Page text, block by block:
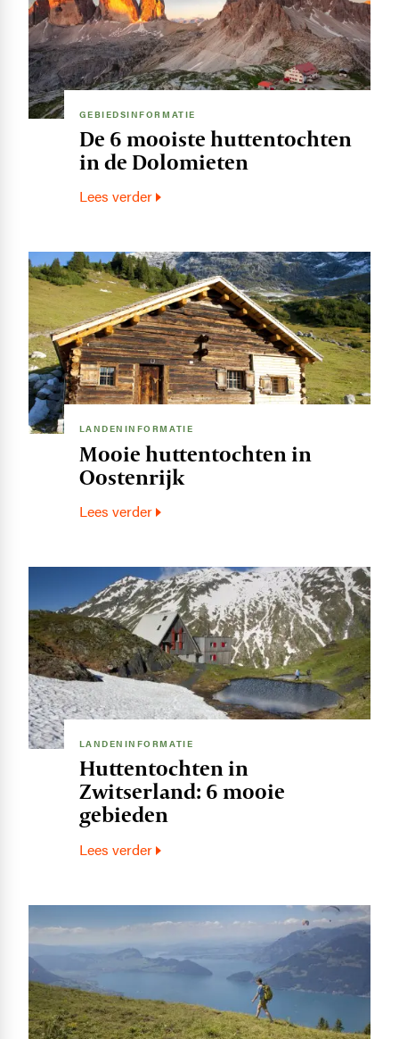
GEBIEDSINFORMATIE
De 6 mooiste huttentochten
in de Dolomieten
Lees verder
Image
LANDENINFORMATIE
Mooie huttentochten in
Oostenrijk
Lees verder
LANDENINFORMATIE
Huttentochten in
Zwitserland: 6 mooie
gebieden
Lees verder